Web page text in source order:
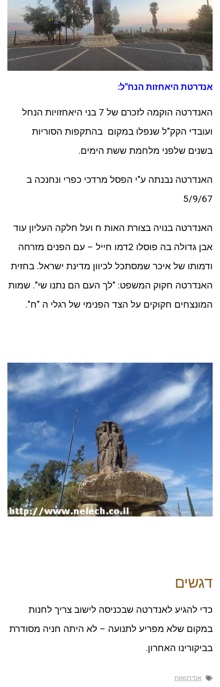
אנדרטת היאחזות הנח"ל:
האנדרטה הוקמה לזכרם של 7 בני היאחזויות הנחל
ועובדי הקק"ל שנפלו במקום בהתקפות הסוריות
בשנים שלפני מלחמת ששת הימים.
האנדרטה נבנתה ע"י הפסל מרדכי כפרי ונחנכה ב
5/9/67
האנדרטה בנויה בצורת האות ח ועל חלקה העליון עוד
אבן גדולה בה פוסלו 2דמו חייל – עם הפנים מזרחה
ודמותו של איכר שמסתכל לכיוון מדינת ישראל. בחזית
האנדרטה חקוק המשפט: "לך העם הם נתנו שי". שמות
המונצחים חקוקים על הצד הפנימי של רגלי ה "ח".
דגשים
כדי להגיע לאנדרטה שבכניסה לישוב צריך לחנות
במקום שלא מפריע לתנועה – לא היתה חניה מסודרת
בביקורינו האחרון.
אנדרטאות